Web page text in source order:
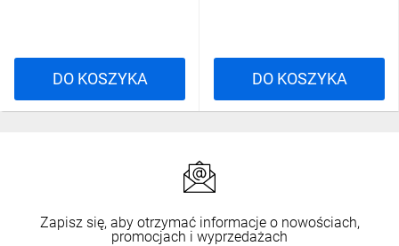
DO KOSZYKA DO KOSZYKA
Zapisz się, aby otrzymać informacje o nowościach,
promocjach i wyprzedażach